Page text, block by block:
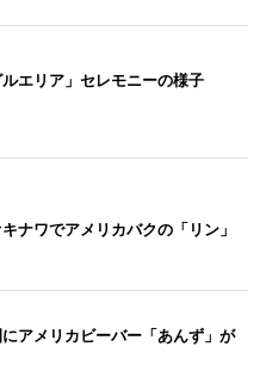
エリア」セレモニーの様子
ナワでアメリカバクの「リン」
アメリカビーバー「あんず」が